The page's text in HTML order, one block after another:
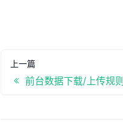
上一篇
前台数据下载/上传规则